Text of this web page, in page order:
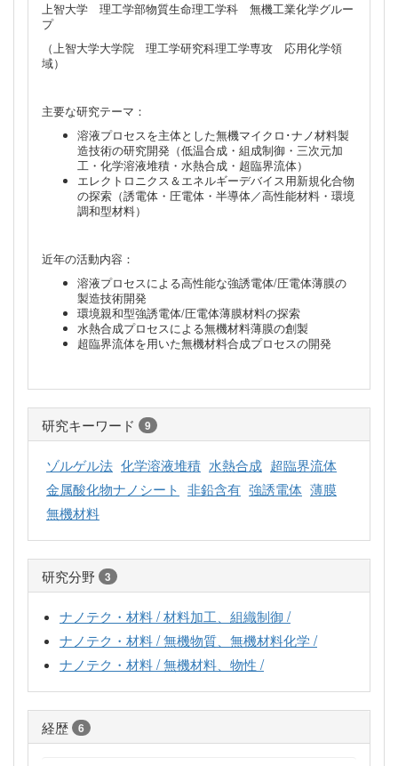
上智大学 理工学部物質生命理工学科 無機工業化学グルー
プ
（上智大学大学院 理工学研究科理工学専攻 応用化学領
域）
主要な研究テーマ：
溶液プロセスを主体とした無機マイクロ･ナノ材料製
造技術の研究開発（低温合成・組成制御・三次元加
工・化学溶液堆積・水熱合成・超臨界流体）
エレクトロニクス＆エネルギーデバイス用新規化合物
の探索（誘電体・圧電体・半導体／高性能材料・環境
調和型材料）
近年の活動内容：
溶液プロセスによる高性能な強誘電体/圧電体薄膜の
製造技術開発
環境親和型強誘電体/圧電体薄膜材料の探索
水熱合成プロセスによる無機材料薄膜の創製
超臨界流体を用いた無機材料合成プロセスの開発
研究キーワード 9
ゾルゲル法 化学溶液堆積 水熱合成 超臨界流体
金属酸化物ナノシート 非鉛含有 強誘電体 薄膜
無機材料
研究分野 3
ナノテク・材料 / 材料加工、組織制御 /
ナノテク・材料 / 無機物質、無機材料化学 /
ナノテク・材料 / 無機材料、物性 /
経歴 6